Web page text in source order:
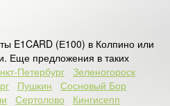
E1CARD (Е100) в Колпино или
Еще предложения в таких
Петербург Зеленогороск
Пушкин
Сосновый Бор
Сертолово
Кингисепп